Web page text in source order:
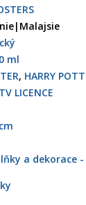
ml
, HARRY
LICENCE
a dekorace